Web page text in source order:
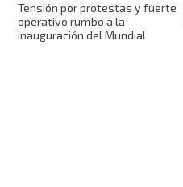
Tensión por protestas y fuerte
operativo rumbo a la
inauguración del Mundial